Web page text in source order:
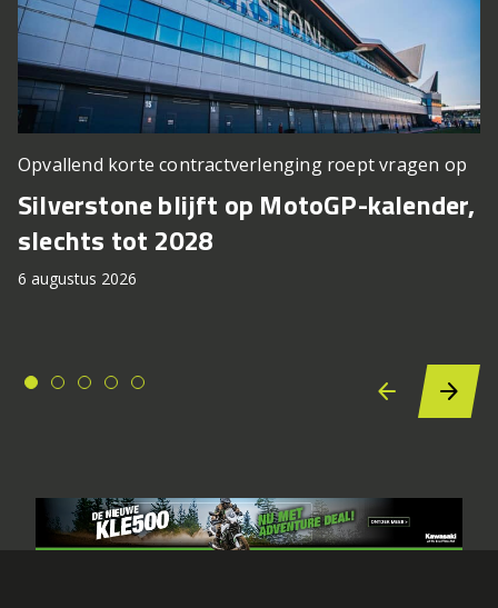
Opvallend korte contractverlenging roept vragen op
Silverstone blijft op MotoGP-kalender,
slechts tot 2028
6 augustus 2026